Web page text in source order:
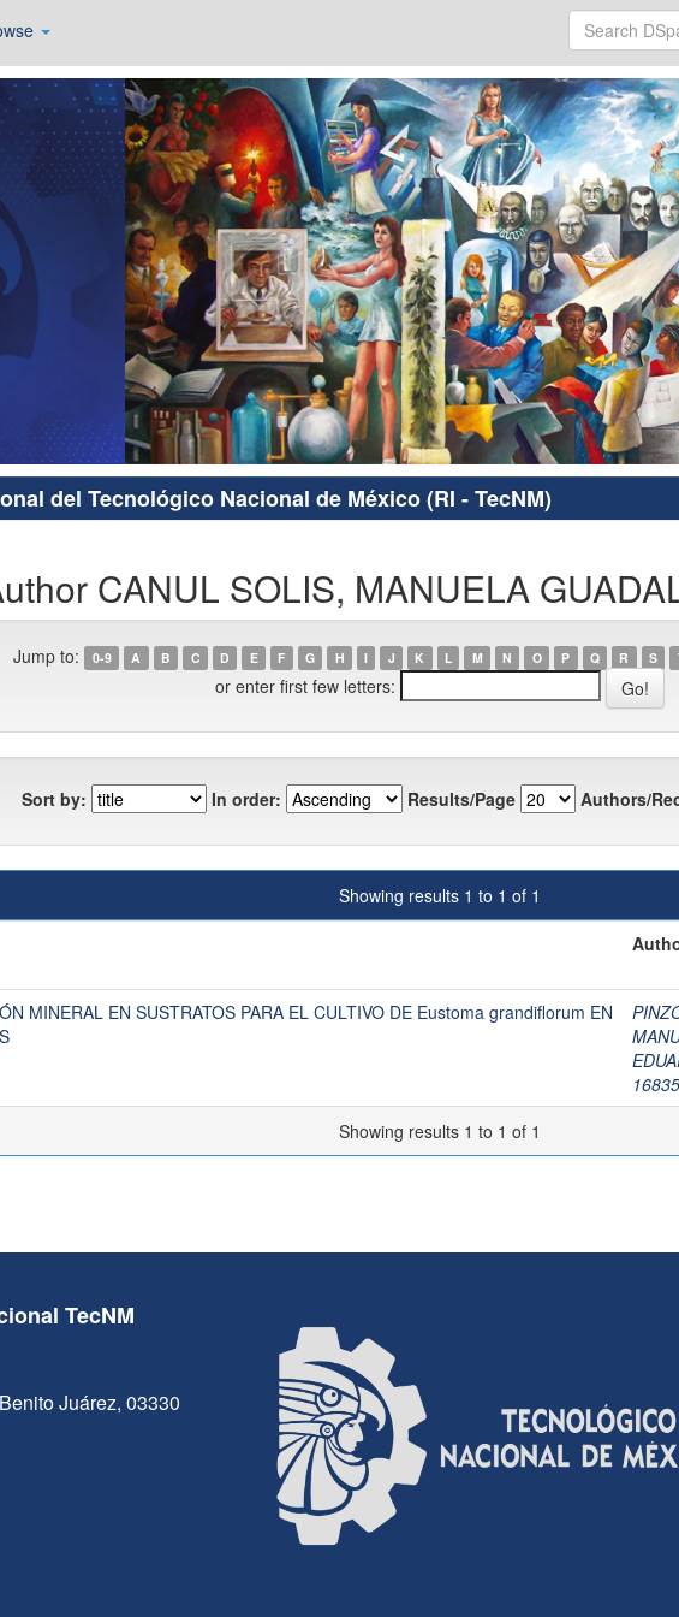
del Tecnológico Nacional de México (RI - TecNM)
CANUL SOLIS, MANUELA
Jump to: 0-9 A B C D E F G H I J K L M N O P Q R S
or enter first few letters:
Sort by: In order: Results/Page Authors/
Showing results 1 to 1 of 1
MINERAL EN SUSTRATOS PARA EL CULTIVO DE Eustoma grandiflorum EN
Showing results 1 to 1 of 1
TecNM
Juárez, 03330